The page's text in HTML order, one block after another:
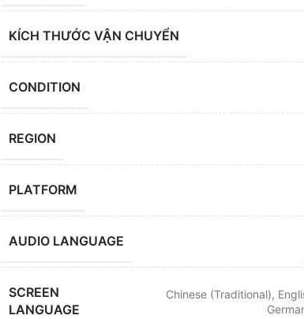
KÍCH THƯỚC VẬN CHUYỂN
CONDITION
REGION
PLATFORM
AUDIO LANGUAGE
SCREEN
LANGUAGE
Chinese (Traditional),